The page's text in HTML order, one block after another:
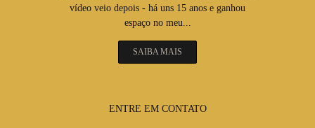
vídeo veio depois - há uns 15 anos e ganhou
espaço no meu...
SAIBA MAIS
ENTRE EM CONTATO